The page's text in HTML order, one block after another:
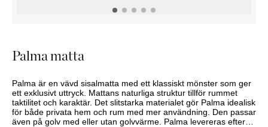
Palma matta
Palma är en vävd sisalmatta med ett klassiskt mönster som ger
ett exklusivt uttryck. Mattans naturliga struktur tillför rummet
taktilitet och karaktär. Det slitstarka materialet gör Palma idealisk
för både privata hem och rum med mer användning. Den passar
även på golv med eller utan golvvärme. Palma levereras efter